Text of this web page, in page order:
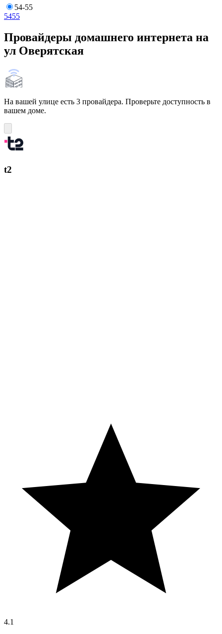
54-55
5455
Провайдеры домашнего интернета на
ул Оверятская
На вашей улице есть 3 провайдера. Проверьте доступность в
вашем доме.
t2
4.1